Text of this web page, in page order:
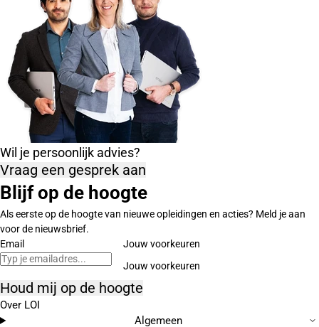
Wil je persoonlijk advies?
Vraag een gesprek aan
Blijf op de hoogte
Als eerste op de hoogte van nieuwe opleidingen en acties? Meld je aan
voor de nieuwsbrief.
Email
Jouw voorkeuren
Houd mij op de hoogte
Over LOI
Algemeen